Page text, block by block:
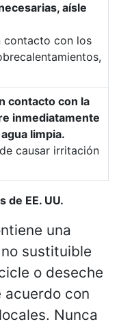
aísle
contacto con los
contacto con la
inmediatamente
limpia.
causar irritación
de EE. UU.
una
sustituible
o deseche
con
Nunca